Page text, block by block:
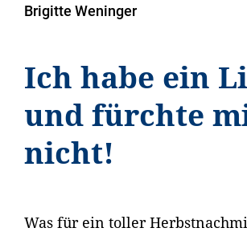
Brigitte Weninger
Ich habe ein
und fürchte
nicht!
Was für ein toller